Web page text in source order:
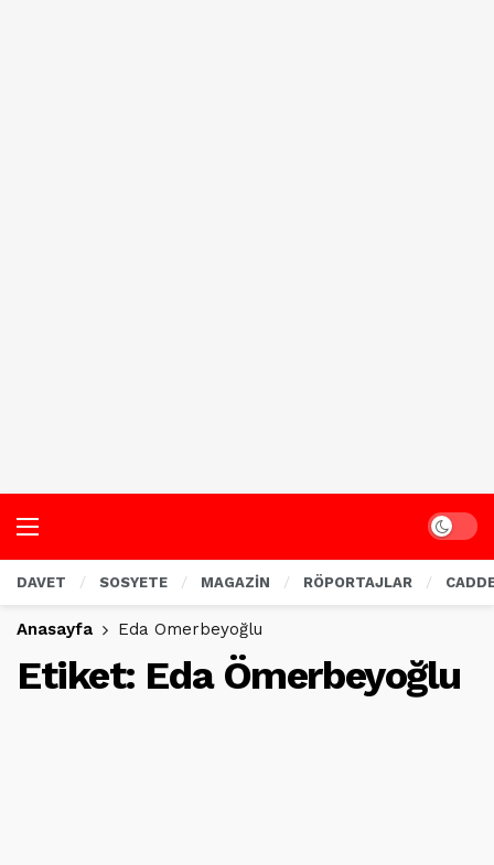
Dark
DAVET SOSYETE MAGAZİN RÖPORTAJLAR
Anasayfa Eda Ömerbeyoğlu
Etiket: Eda Ömerbeyoğlu